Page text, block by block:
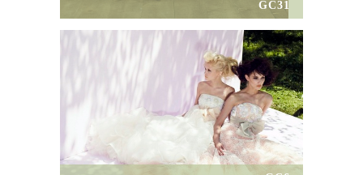
GC31